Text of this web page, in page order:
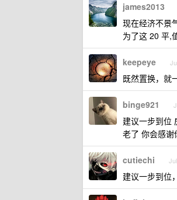
james2013
现在经济不景
为了这 20 平,
keepeye
既然置换，就
binge921
建议一步到位
老了 你会感谢
cutiechi
建议一步到位